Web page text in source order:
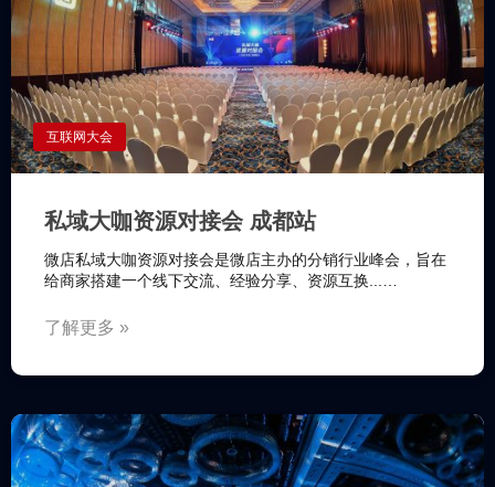
互联网大会
私域大咖资源对接会 成都站
微店私域大咖资源对接会是微店主办的分销行业峰会，旨在
给商家搭建一个线下交流、经验分享、资源互换...…
了解更多 »